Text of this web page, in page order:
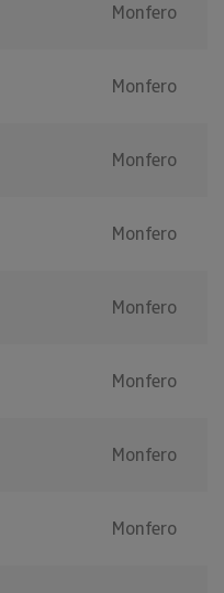
Monfero
Monfero
Monfero
Monfero
Monfero
Monfero
Monfero
Monfero